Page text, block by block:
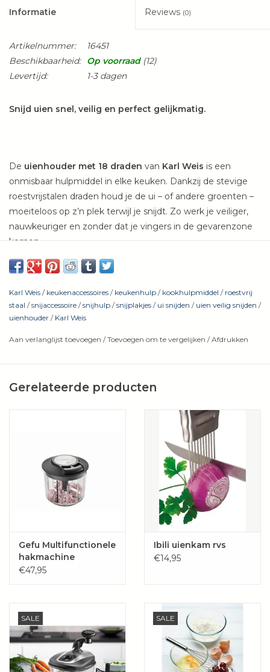
Informatie Reviews (0)
Artikelnummer:
16451
Beschikbaarheid:
Op voorraad(12)
Levertijd:
1-3 dagen
Snijd uien snel, veilig en perfect gelijkmatig.
De uienhouder met 18 draden van Karl Weis is een
onmisbaar hulpmiddel in elke keuken. Dankzij de stevige
roestvrijstalen draden houd je de ui – of andere groenten –
moeiteloos op z’n plek terwijl je snijdt. Zo werk je veiliger,
nauwkeuriger en zonder dat je vingers in de gevarenzone
komen.
Deze handige snijhulp is ideaal voor het maken van gelijke
roerbakgerechten of stoofpotten een stuk makkelijker.
Compact, licht en snel schoon te maken: de perfecte tool
voor iedere thuiskok.
Productdetails:
voor perfecte grip en
Veilig en stabiel snijden
– ook ideaal voor tomaten,
aardappelen of citroenen
9 cm (L) x 7 cm (B) x 1 cm (H)
Gewicht:22 gram
Karl Weis / keukenaccessoires / keukenhulp / kookhulpmiddel / roestvrij
staal /snijaccessoire /snijhulp /snijplakjes / ui snijden / uien veilig snijden /
uienhouder / Karl Weis
Aan verlanglijst toevoegen /Toevoegen om te vergelijken /Afdrukken
Gerelateerde producten
Gefu Multifunctionele
hakmachine
SPEEDWING®
€47,95
Ibili uienkam rvs
€14,95
SALE SALE